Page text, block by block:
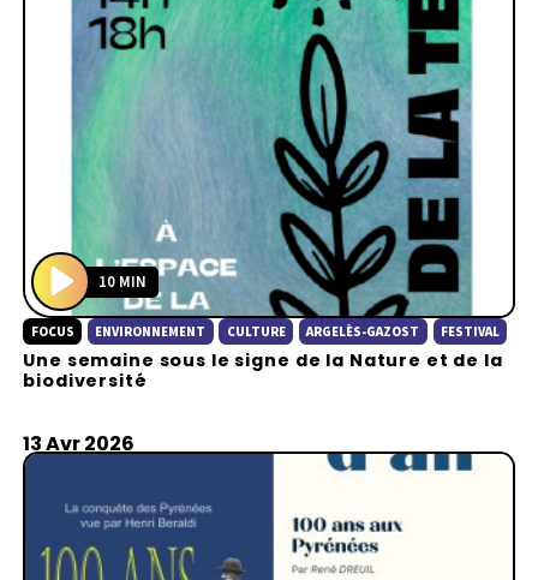
P
l
a
10 MIN
FOCUS ENVIRONNEMENT CULTURE ARGELÈS-GAZOST FESTIVAL
Une semaine sous le signe de la Nature et de la
biodiversité
13 Avr 2026